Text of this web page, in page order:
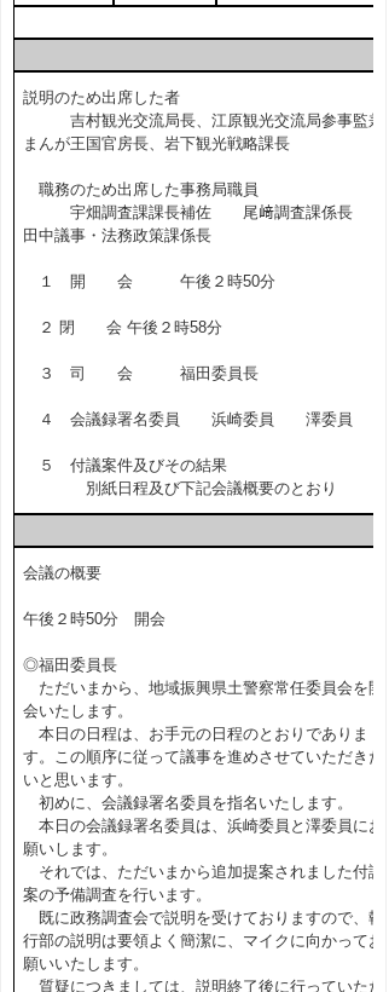
説明のため出席した者
吉村観光交流局長、江原観光交流局参事監兼
まんが王国官房長、岩下観光戦略課長
職務のため出席した事務局職員
宇畑調査課課長補佐 尾﨑調査課係長
田中議事・法務政策課係長
１ 開 会 午後２時50分
２ 閉 会 午後２時58分
３ 司 会 福田委員長
４ 会議録署名委員 浜崎委員 澤委員
５ 付議案件及びその結果
別紙日程及び下記会議概要のとおり
会議の概要
午後２時50分 開会
◎福田委員長
ただいまから、地域振興県土警察常任委員会を開
会いたします。
本日の日程は、お手元の日程のとおりでありま
す。この順序に従って議事を進めさせていただきた
いと思います。
初めに、会議録署名委員を指名いたします。
本日の会議録署名委員は、浜崎委員と澤委員にお
願いします。
それでは、ただいまから追加提案されました付議
案の予備調査を行います。
既に政務調査会で説明を受けておりますので、執
行部の説明は要領よく簡潔に、マイクに向かってお
願いいたします。
質疑につきましては、説明終了後に行っていただ